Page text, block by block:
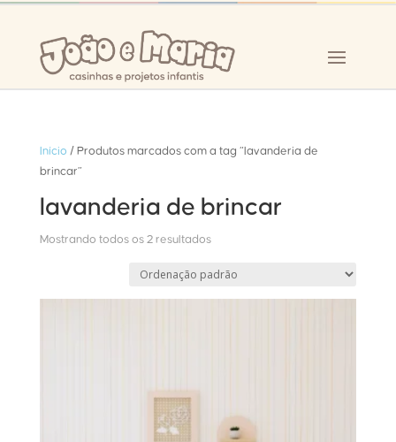
Início / Produtos marcados com a tag “lavanderia de
brincar”
lavanderia de brincar
Mostrando todos os 2 resultados